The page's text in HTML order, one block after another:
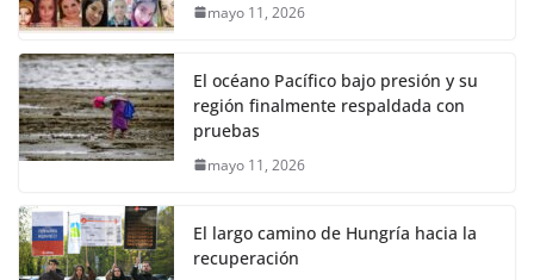
mayo 11, 2026
El océano Pacífico bajo presión y su
región finalmente respaldada con
pruebas
mayo 11, 2026
El largo camino de Hungría hacia la
recuperación